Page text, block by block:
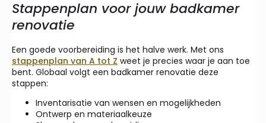
Stappenplan voor jouw badkamer
renovatie
Een goede voorbereiding is het halve werk. Met ons
stappenplan van A tot Z weet je precies waar je aan toe
bent. Globaal volgt een badkamer renovatie deze
stappen:
Inventarisatie van wensen en mogelijkheden
Ontwerp en materiaalkeuze